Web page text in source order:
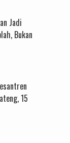
Jadi
Bukan
15